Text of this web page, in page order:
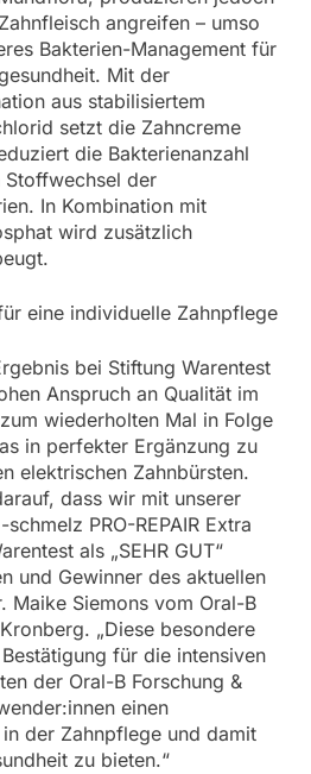
angreifen – umso
Bakterien-Management für
Mit der
aus stabilisiertem
setzt die Zahncreme
die Bakterienanzahl
der
In Kombination mit
wird zusätzlich
eine individuelle Zahnpflege
bei Stiftung Warentest
Anspruch an Qualität im
wiederholten Mal in Folge
in perfekter Ergänzung zu
elektrischen Zahnbürsten.
dass wir mit unserer
PRO-REPAIR Extra
als „SEHR GUT“
und Gewinner des aktuellen
Maike Siemons vom Oral-B
„Diese besondere
für die intensiven
der Oral-B Forschung &
einen
der Zahnpflege und damit
zu bieten.“